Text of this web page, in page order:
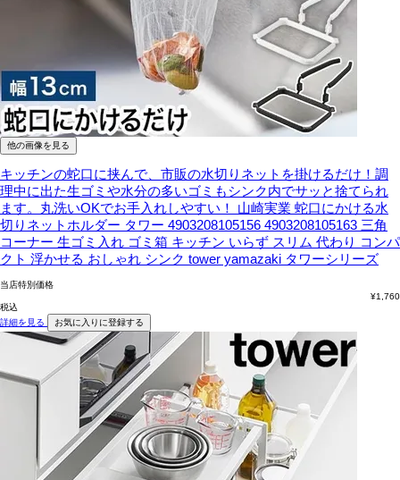
他の画像を見る
キッチンの蛇口に挟んで、市販の水切りネットを掛けるだけ！調
理中に出た生ゴミや水分の多いゴミもシンク内でサッと捨てられ
ます。丸洗いOKでお手入れしやすい！
山崎実業 蛇口にかける水
切りネットホルダー タワー 4903208105156 4903208105163 三角
コーナー 生ゴミ入れ ゴミ箱 キッチン いらず スリム 代わり コンパ
クト 浮かせる おしゃれ シンク tower yamazaki タワーシリーズ
当店特別価格
¥1,760
税込
詳細を見る
お気に入りに登録する